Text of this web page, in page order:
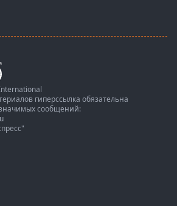
гиперссылка обязательна
сообщений: